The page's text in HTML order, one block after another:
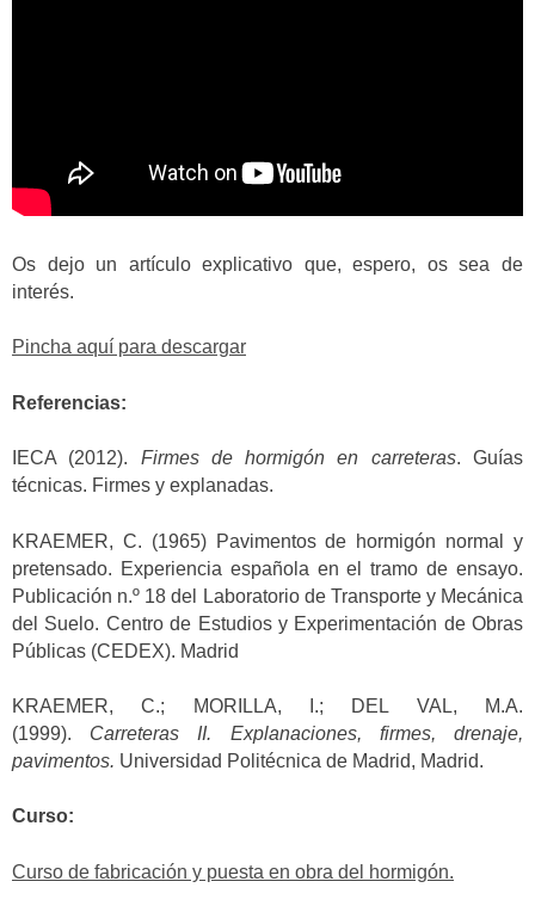
Os dejo un artículo explicativo que, espero, os sea de
interés.
Pincha aquí para descargar
Referencias:
IECA (2012). Firmes de hormigón en carreteras. Guías
técnicas. Firmes y explanadas.
KRAEMER, C. (1965) Pavimentos de hormigón normal y
pretensado. Experiencia española en el tramo de ensayo.
Publicación n.º 18 del Laboratorio de Transporte y Mecánica
del Suelo. Centro de Estudios y Experimentación de Obras
Públicas (CEDEX). Madrid
KRAEMER, C.; MORILLA, I.; DEL VAL, M.A.
(1999). Carreteras II. Explanaciones, firmes, drenaje,
pavimentos. Universidad Politécnica de Madrid, Madrid.
Curso:
Curso de fabricación y puesta en obra del hormigón.